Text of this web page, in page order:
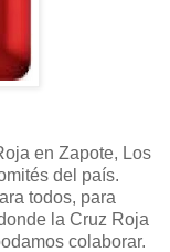
en Zapote, Los
del país.
todos, para
la Cruz Roja
colaborar.